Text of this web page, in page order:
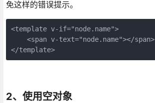
免这样的错误提示。
<template v-if="node.name">
    <span v-text="node.name"></span>
</template>
2、使用空对象